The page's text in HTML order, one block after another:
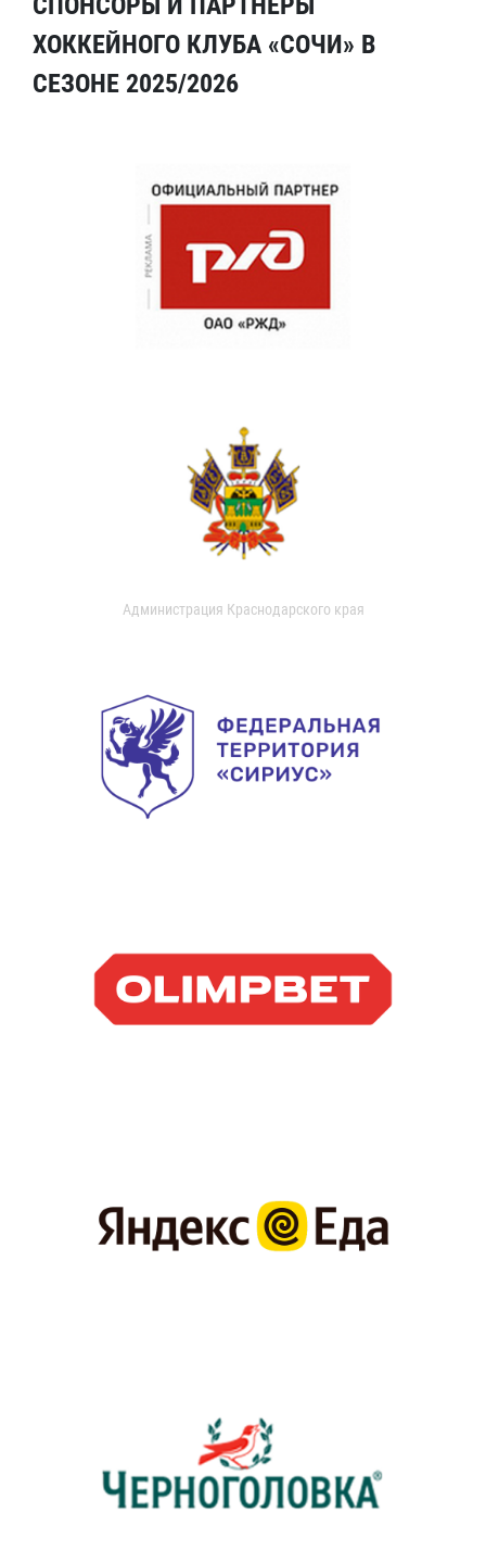
ХОККЕЙНОГО КЛУБА «СОЧИ» В
СЕЗОНЕ 2025/2026
Администрация Краснодарского края